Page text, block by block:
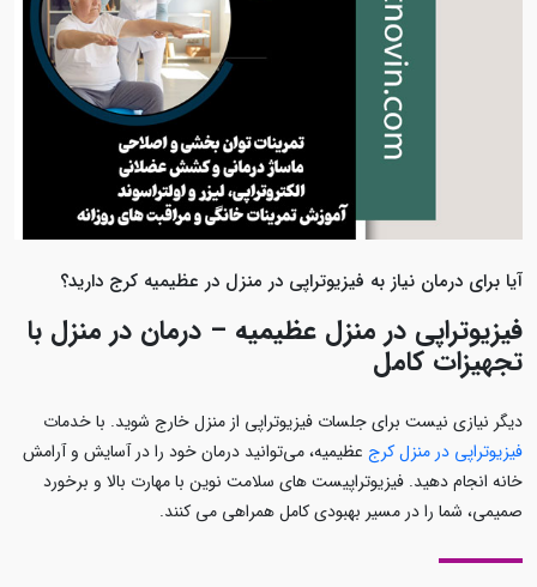
آیا برای درمان نیاز به فیزیوتراپی در منزل در عظیمیه کرج دارید؟
فیزیوتراپی در منزل عظیمیه – درمان در منزل با
تجهیزات کامل
دیگر نیازی نیست برای جلسات فیزیوتراپی از منزل خارج شوید. با خدمات
فیزیوتراپی در منزل کرج عظیمیه، می‌توانید درمان خود را در آسایش و آرامش
خانه انجام دهید. فیزیوتراپیست‌ های سلامت نوین با مهارت بالا و برخورد
صمیمی، شما را در مسیر بهبودی کامل همراهی می‌ کنند.